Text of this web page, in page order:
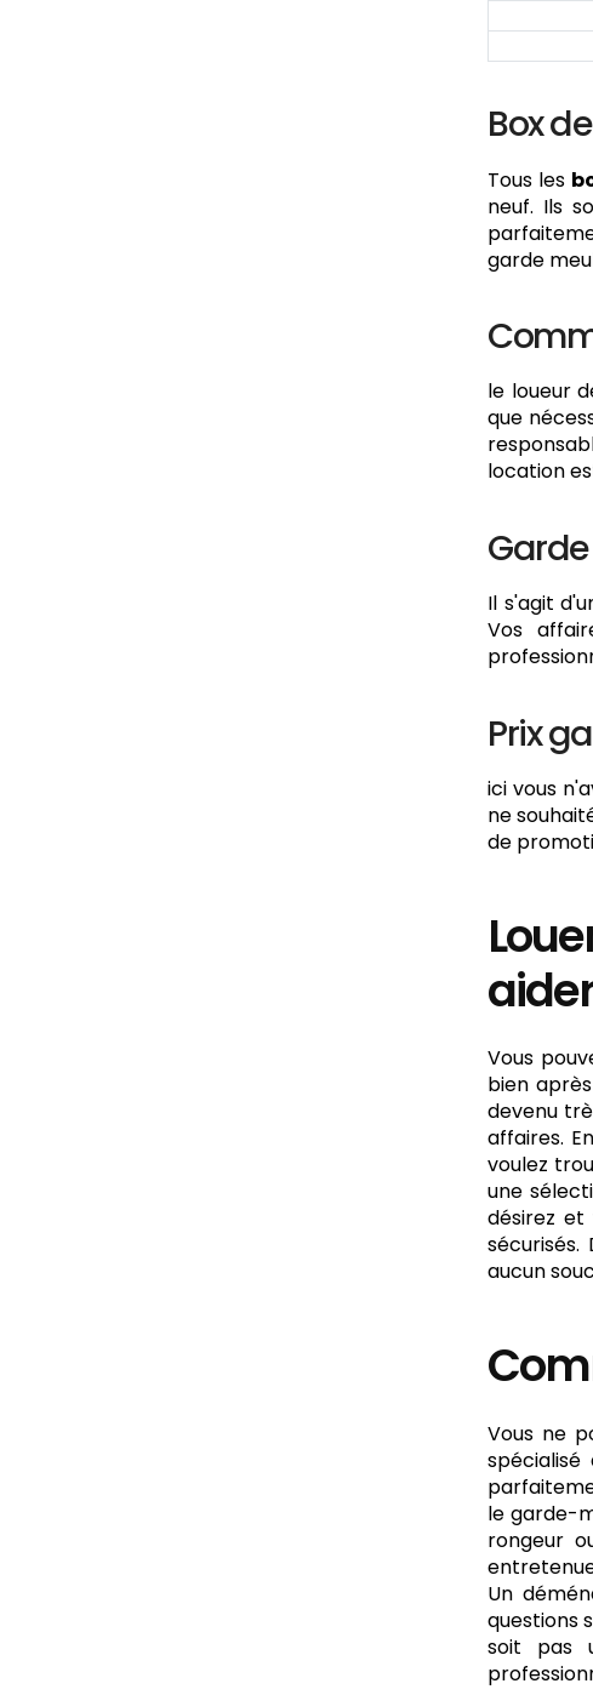
Box
Tous les
neuf. Ils
garde
le loueur
que
location
Il s'agit
Vos
Prix
ici vous
ne
de
Vous
bien
devenu
affaires.
voulez
une
désirez et
aucun
Vous ne
le garde-
rongeur
Un
questions
soit pas